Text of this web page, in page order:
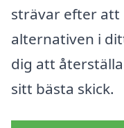
strävar efter att
alternativen i
dig att
sitt bästa skick.